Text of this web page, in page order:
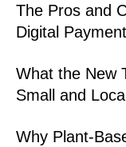
The Pros and
Digital
What the New
Small and
Why Plant-